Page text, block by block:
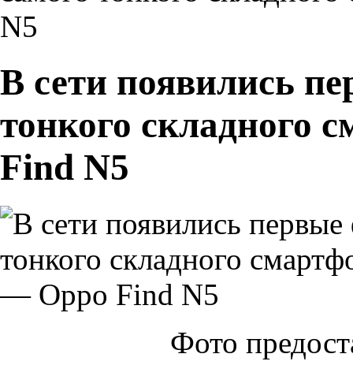
N5
В сети появились
тонкого складного
Find N5
Фото